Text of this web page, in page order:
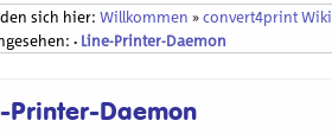
sich hier:Willkommen »convert4print Wiki
• Line-Printer-Daemon
Printer-Daemon